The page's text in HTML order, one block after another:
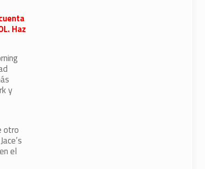
Haz
y
otro
el